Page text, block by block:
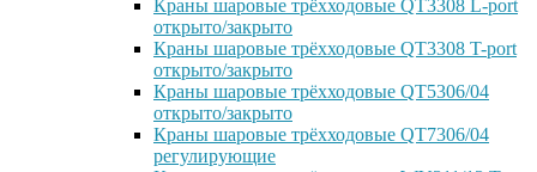
Краны шаровые трёхходовые QT3308 L-port
открыто/закрыто
Краны шаровые трёхходовые QT3308 T-port
открыто/закрыто
Краны шаровые трёхходовые QT5306/04
открыто/закрыто
Краны шаровые трёхходовые QT7306/04
регулирующие